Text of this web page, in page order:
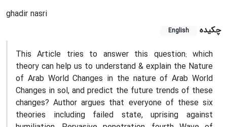
ghadir nasri
چکیده
English
This Article tries to answer this question: which
theory can help us to understand & explain the Nature
of Arab World Changes in the nature of Arab World
Changes in sol, and predict the future trends of these
changes? Author argues that everyone of these six
theories including failed state, uprising against